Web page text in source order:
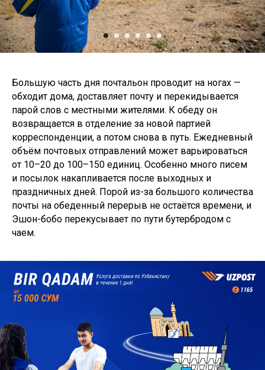
Большую часть дня почтальон проводит на ногах —
обходит дома, доставляет почту и перекидывается
парой слов с местными жителями. К обеду он
возвращается в отделение за новой партией
корреспонденции, а потом снова в путь. Ежедневный
объём почтовых отправлений может варьироваться
от 10–20 до 100–150 единиц. Особенно много писем
и посылок накапливается после выходных и
праздничных дней. Порой из-за большого количества
почты на обеденный перерыв не остаётся времени, и
Эшон-бобо перекусывает по пути бутербродом с
чаем.